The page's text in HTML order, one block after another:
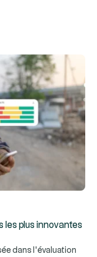
les plus innovantes
dans l’évaluation